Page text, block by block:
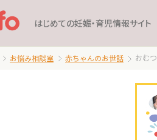
はじめての妊娠・育児情報サイト
お悩み相談室 赤ちゃんのお世話 おむつ